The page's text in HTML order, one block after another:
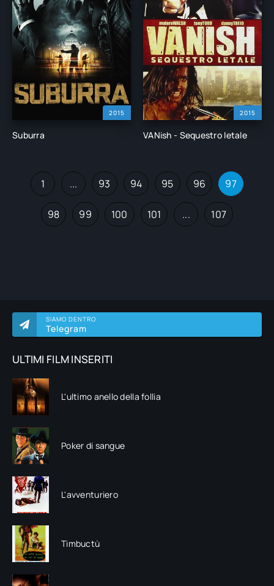
SIAMO DENTRO
Telegram
ULTIMI FILM INSERITI
L'ultimo anello della follia
Poker di sangue
L'avventuriero
Timbuctù
2015
Suburra
2015
VANish - Sequestro letale
1 ... 93 94 95 96 97
98 99 100 101 ... 107